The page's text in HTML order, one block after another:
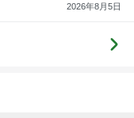
2026年8月5日